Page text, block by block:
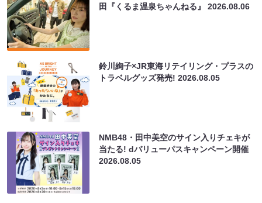
田『くるま温泉ちゃんねる』2026.08.06
鈴川絢子×JR東海リテイリング・プラスの
トラベルグッズ発売!2026.08.05
NMB48・田中美空のサイン入りチェキが
当たる! dバリューパスキャンペーン開催
2026.08.05